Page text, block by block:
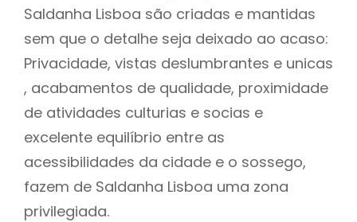
Saldanha Lisboa são criadas e mantidas
sem que o detalhe seja deixado ao acaso:
Privacidade, vistas deslumbrantes e unicas
, acabamentos de qualidade, proximidade
de atividades culturias e socias e
excelente equilíbrio entre as
acessibilidades da cidade e o sossego,
fazem de Saldanha Lisboa uma zona
privilegiada.